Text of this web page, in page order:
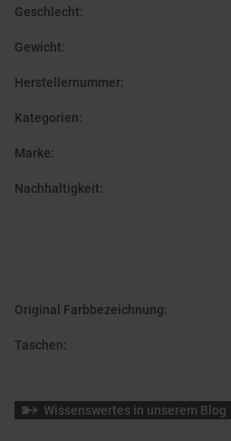
Geschlecht:
Gewicht:
Herstellernummer:
Kategorien:
Marke:
Nachhaltigkeit:
Original Farbbezeichnung:
Taschen:
Wissenswertes in unserem Blog